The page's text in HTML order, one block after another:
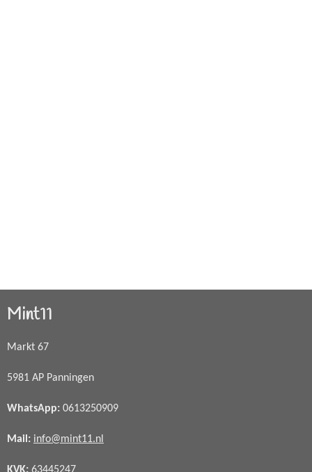
Mint11
Markt 67
5981 AP Panningen
WhatsApp: 0613250909
Mail: info@mint11.nl